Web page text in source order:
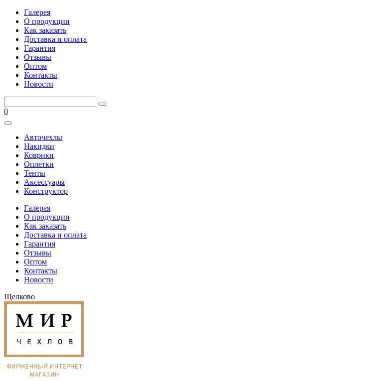
Галерея
О продукции
Как заказать
Доставка и оплата
Гарантия
Отзывы
Оптом
Контакты
Новости
0
Авточехлы
Накидки
Коврики
Оплетки
Тенты
Аксессуары
Конструктор
Галерея
О продукции
Как заказать
Доставка и оплата
Гарантия
Отзывы
Оптом
Контакты
Новости
Щелково